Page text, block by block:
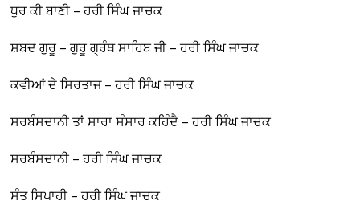
ਧੁਰ ਕੀ ਬਾਣੀ – ਹਰੀ ਸਿੰਘ ਜਾਚਕ
ਸ਼ਬਦ ਗੁਰੂ – ਗੁਰੂ ਗ੍ਰੰਥ ਸਾਹਿਬ ਜੀ – ਹਰੀ ਸਿੰਘ ਜਾਚਕ
ਕਵੀਆਂ ਦੇ ਸਿਰਤਾਜ – ਹਰੀ ਸਿੰਘ ਜਾਚਕ
ਸਰਬੰਸਦਾਨੀ ਤਾਂ ਸਾਰਾ ਸੰਸਾਰ ਕਹਿੰਦੈ – ਹਰੀ ਸਿੰਘ ਜਾਚਕ
ਸਰਬੰਸਦਾਨੀ – ਹਰੀ ਸਿੰਘ ਜਾਚਕ
ਸੰਤ ਸਿਪਾਹੀ – ਹਰੀ ਸਿੰਘ ਜਾਚਕ